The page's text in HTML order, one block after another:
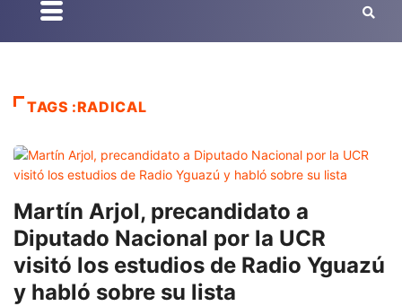
TAGS :RADICAL
Martín Arjol, precandidato a
Diputado Nacional por la UCR
visitó los estudios de Radio Yguazú
y habló sobre su lista